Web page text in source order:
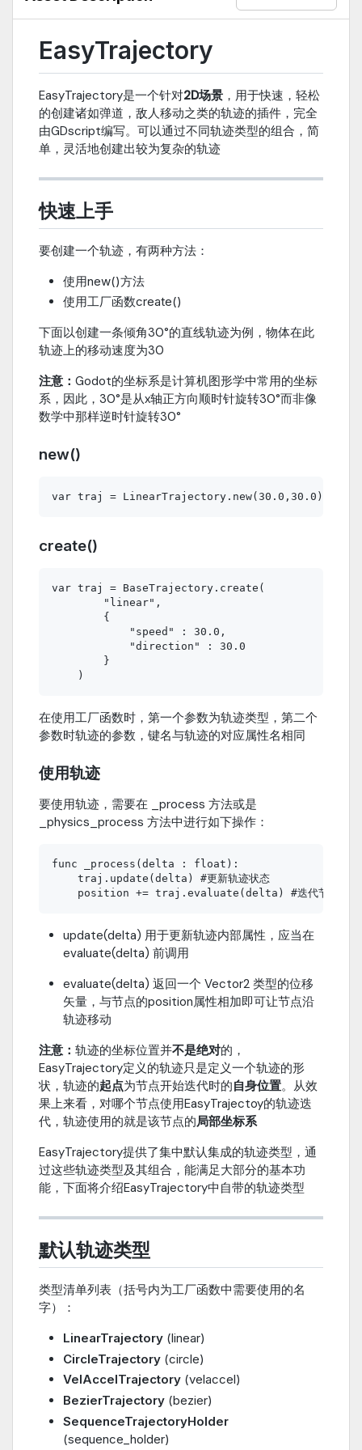
EasyTrajectory
EasyTrajectory是一个针对2D场景 ，用于快速，轻松
的创建诸如弹道，敌人移动之类的轨迹的插件，完全
由GDscript编写。可以通过不同轨迹类型的组合，简
单，灵活地创建出较为复杂的轨迹
快速上手
要创建一个轨迹，有两种方法：
使用new()方法
使用工厂函数create()
下面以创建一条倾角30°的直线轨迹为例，物体在此
轨迹上的移动速度为30
注意： Godot的坐标系是计算机图形学中常用的坐标
系，因此，30°是从x轴正方向顺时针旋转30°而非像
数学中那样逆时针旋转30°
new()
create()
var traj = BaseTrajectory.create(
        "linear",
        {
            "speed" : 30.0,
            "direction" : 30.0
        }
在使用工厂函数时，第一个参数为轨迹类型，第二个
参数时轨迹的参数，键名与轨迹的对应属性名相同
使用轨迹
要使用轨迹，需要在 _process 方法或是
_physics_process 方法中进行如下操作：
func _process(delta : float):
    traj.update(delta) #更新轨迹状态
update(delta) 用于更新轨迹内部属性，应当在
evaluate(delta) 前调用
evaluate(delta) 返回一个 Vector2 类型的位移
矢量，与节点的position属性相加即可让节点沿
轨迹移动
注意： 轨迹的坐标位置并不是绝对的，
EasyTrajectory定义的轨迹只是定义一个轨迹的形
状，轨迹的起点为节点开始迭代时的自身位置。从效
果上来看，对哪个节点使用EasyTrajectoy的轨迹迭
代，轨迹使用的就是该节点的局部坐标系
EasyTrajectory提供了集中默认集成的轨迹类型，通
过这些轨迹类型及其组合，能满足大部分的基本功
能，下面将介绍EasyTrajectory中自带的轨迹类型
默认轨迹类型
类型清单列表（括号内为工厂函数中需要使用的名
字）：
LinearTrajectory (linear)
CircleTrajectory (circle)
VelAccelTrajectory (velaccel)
BezierTrajectory (bezier)
SequenceTrajectoryHolder
(sequence_holder)